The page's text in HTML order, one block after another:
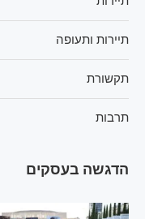
תיירות ותעופה
תקשורת
תרבות
הדגשה בעסקים